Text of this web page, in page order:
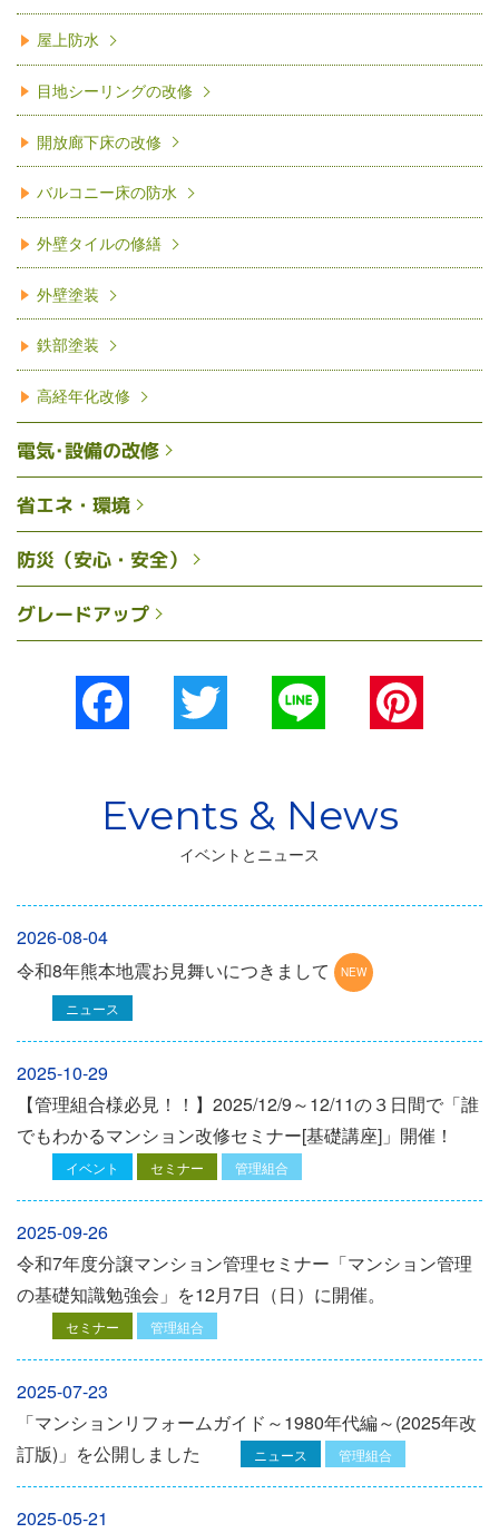
屋上防水
目地シーリングの改修
開放廊下床の改修
バルコニー床の防水
外壁タイルの修繕
外壁塗装
鉄部塗装
高経年化改修
電気･設備の改修
省エネ・環境
防災（安心・安全）
グレードアップ
Facebook
イベントとニュース
2026-08-04
令和8年熊本地震お見舞いにつきまして
ニュース
2025-10-29
【管理組合様必見！！】2025/12/9～12/11の３日間で「誰
でもわかるマンション改修セミナー[基礎講座]」開催！
イベント セミナー 管理組合
2025-09-26
令和7年度分譲マンション管理セミナー「マンション管理
の基礎知識勉強会」を12⽉7⽇（⽇）に開催。
セミナー 管理組合
2025-07-23
「マンションリフォームガイド～1980年代編～(2025年改
訂版)」を公開しました
ニュース 管理組合
2025-05-21